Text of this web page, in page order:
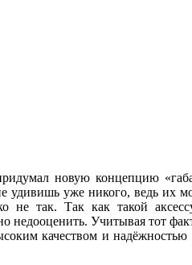
новую концепцию
удивишь уже никого, ведь их
не так. Так как такой
Учитывая тот
качеством и